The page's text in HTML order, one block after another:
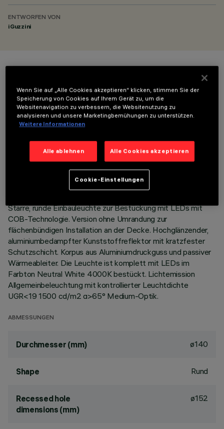
ENTWORFEN VON
iGuzzini
TECHNISCHE DATEN
LETZTES UPDATE: 01.08.2026
Starre, runde Einbauleuchte zur Bestückung mit LEDs mit
COB-Technologie. Version ohne Umrandung zur
flächenbündigen Installation an der Decke. Hochglänzender,
aluminiumbedampfter Kunststoffreflektor mit kratzfester
Schutzschicht. Korpus aus Aluminiumdruckguss und passiver
Wärmeableiter. Die Leuchte ist komplett mit LEDs im
Farbton Neutral White 4000K bestückt. Lichtemission
Allgemeinbeleuchtung mit kontrollierter Leuchtdichte
UGR<19 1500 cd/m2 α>65° Medium-Optik.
ABMESSUNGEN
Durchmesser (mm) ø140
Shape Rund
Recessed hole
dimensions (mm)
ø152
Wenn Sie auf „Alle Cookies akzeptieren“ klicken, stimmen Sie der
Speicherung von Cookies auf Ihrem Gerät zu, um die
Websitenavigation zu verbessern, die Websitenutzung zu
analysieren und unsere Marketingbemühungen zu unterstützen.
Weitere Informationen
Alle ablehnen Alle Cookies akzeptieren
Cookie-Einstellungen